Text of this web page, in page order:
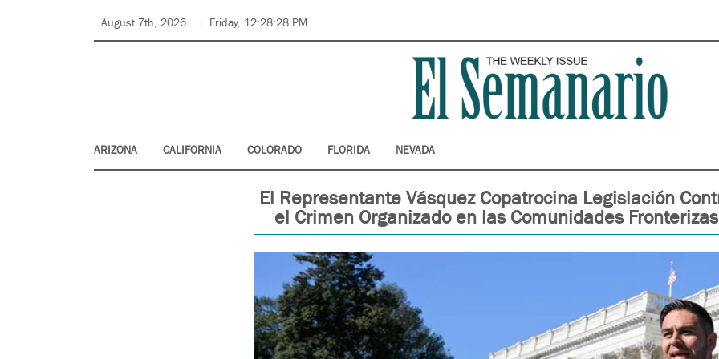
August 7th, 2026 Friday, 12:28:28 PM
ARIZONA CALIFORNIA COLORADO FLORIDA NEVADA
El Representante Vásquez Copatrocina Legislación
el Crimen Organizado en las Comunidades Fronterizas